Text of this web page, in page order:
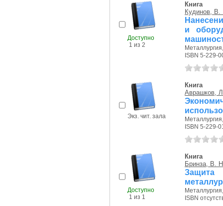
Доступно
1 из 2
Книга
Кудинов, В.
и
ISBN 5-229-
Экз. чит. зала
Книга
Аврашков,
ISBN 5-229-
Доступно
1 из 1
Книга
Бринза, В.
Защита
ISBN